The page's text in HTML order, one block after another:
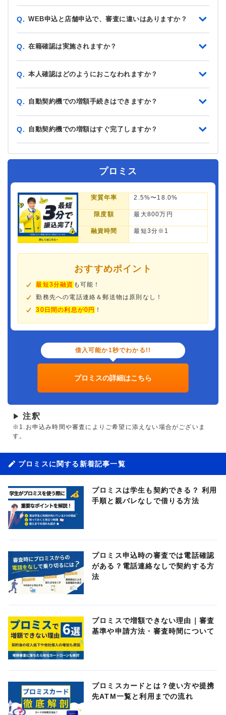
Q. WEB申込と店舗申込で、審査に違いはありますか？
Q. 在籍確認は実施されますか？
Q. 本人確認はどのようにおこなわれますか？
Q. 自動契約機での増額手続きはできますか？
Q. 自動契約機での増額はすぐ完了しますか？
プロミス
実質年率 2.5%〜18.0%
限度額 最大800万円
融資時間 最短3分※1
おすすめポイント
最短3分融資 も可能！
勤務先への電話連絡＆郵送物は原則なし！
30日間の利息が0円 ！
借入可能か1秒でわかる!!
プロミスの詳細はこちら
▶ 注釈
※1.お申込み時間や審査によりご希望に添えない場合がございま
す。
プロミスに関する新着記事一覧
プロミスは学生も契約できる？ 利用
手順と親バレなしで借りる方法
プロミス申込時の審査では電話確認
がある？電話連絡なしで契約する方
法
プロミスで増額できない理由｜審査
基準や申請方法・審査時間について
プロミスカードとは？使い方や提携
先ATM一覧と利用までの流れ